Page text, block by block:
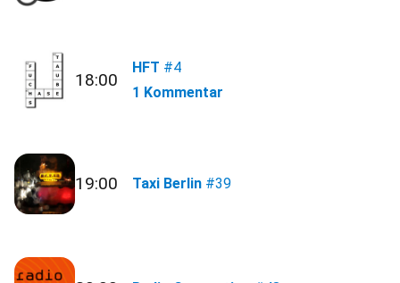
18:00
HFT #4
1 Kommentar
19:00 Taxi Berlin #39